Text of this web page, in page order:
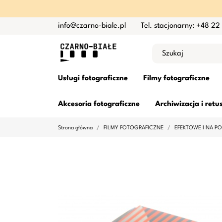
info@czarno-biale.pl Tel. stacjonarny: +48 22
Usługi fotograficzne Filmy fotograficzne
Akcesoria fotograficzne Archiwizacja i
Strona główna FILMY FOTOGRAFICZNE EFEKTOWE I NA